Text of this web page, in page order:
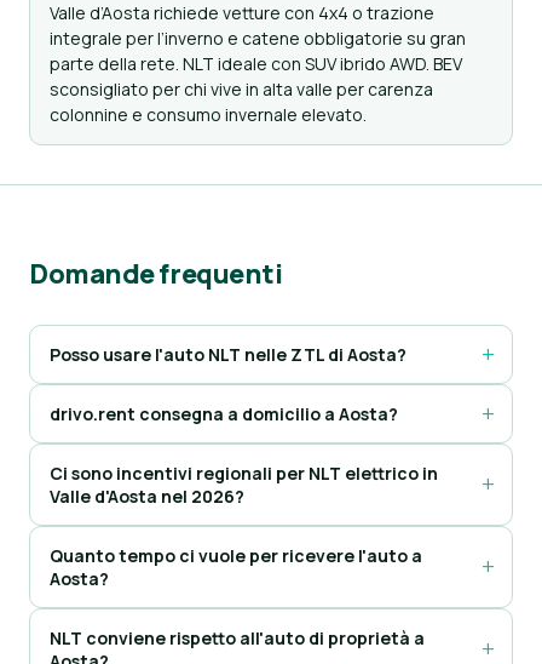
Valle d’Aosta richiede vetture con 4x4 o trazione
integrale per l’inverno e catene obbligatorie su gran
parte della rete. NLT ideale con SUV ibrido AWD. BEV
sconsigliato per chi vive in alta valle per carenza
colonnine e consumo invernale elevato.
Domande frequenti
Posso usare l'auto NLT nelle ZTL di Aosta?
drivo.rent consegna a domicilio a Aosta?
Ci sono incentivi regionali per NLT elettrico in
Valle d'Aosta nel 2026?
Quanto tempo ci vuole per ricevere l'auto a
Aosta?
NLT conviene rispetto all'auto di proprietà a